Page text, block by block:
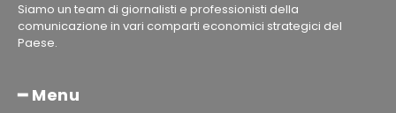
Siamo un team di giornalisti e professionisti della
comunicazione in vari comparti economici strategici del
Paese.
━ Menu